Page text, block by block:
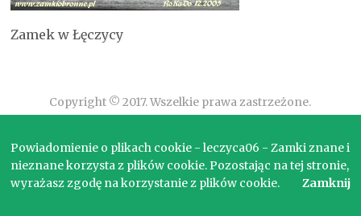
Zamek w Łęczycy
Copyright © 2017. Wszelkie prawa zastrzeżone.
Powiadomienie o plikach cookie - leczyca06 - Zamki znane i
nieznane korzysta z plików cookie. Pozostając na tej stronie,
wyrażasz zgodę na korzystanie z plików cookie.
Zamknij